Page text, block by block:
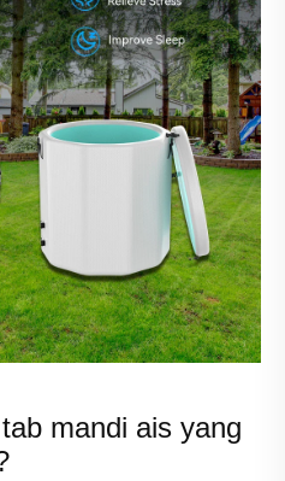
mandi ais yang